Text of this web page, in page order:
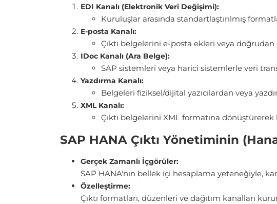
EDI Kanalı (Elektronik Veri Değişimi):
Kuruluşlar arasında standartlaştırılmış
E-posta Kanalı:
Çıktı belgelerini e-posta ekleri veya doğrudan
IDoc Kanalı (Ara Belge):
SAP sistemleri veya harici sistemlerle veri
Yazdırma Kanalı:
Belgeleri fiziksel/dijital yazıcılardan veya
XML Kanalı:
Çıktı belgelerini XML formatına
SAP HANA Çıktı Yönetiminin
Gerçek Zamanlı İçgörüler:
SAP HANA'nın bellek içi hesaplama yeteneğiyle,
Özelleştirme:
Çıktı formatları, düzenleri ve dağıtım kanalları